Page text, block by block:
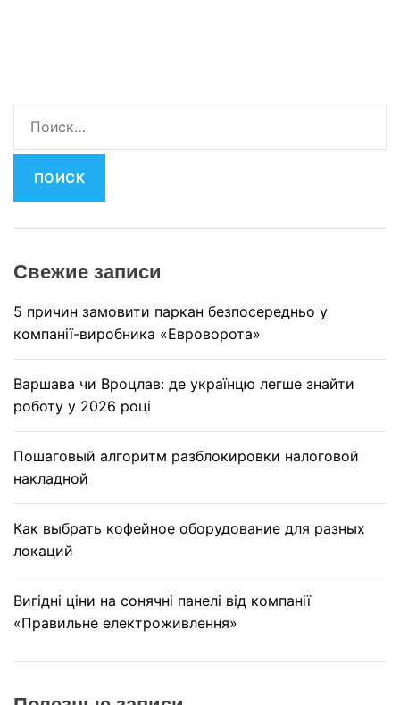
й
и
:
Свежие записи
5 причин замовити паркан безпосередньо у
компанії-виробника «Евроворота»
Варшава чи Вроцлав: де українцю легше знайти
роботу у 2026 році
Пошаговый алгоритм разблокировки налоговой
накладной
Как выбрать кофейное оборудование для разных
локаций
Вигідні ціни на сонячні панелі від компанії
«Правильне електроживлення»